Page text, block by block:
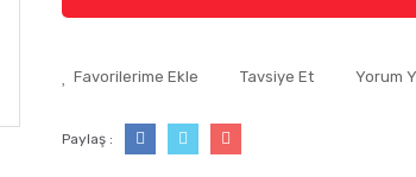
Tavsiye Et Yorum
Paylaş :